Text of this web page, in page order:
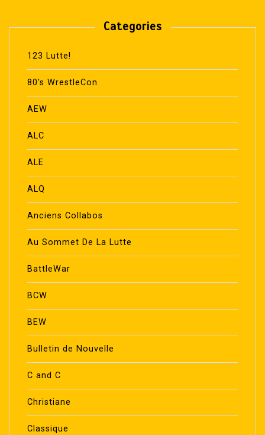
Categories
123 Lutte!
80's WrestleCon
AEW
ALC
ALE
ALQ
Anciens Collabos
Au Sommet De La Lutte
BattleWar
BCW
BEW
Bulletin de Nouvelle
C and C
Christiane
Classique